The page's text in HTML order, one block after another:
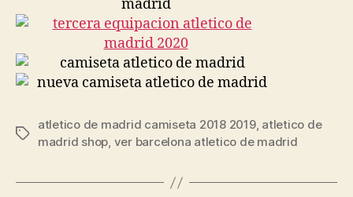
Etiquetas
atletico de madrid camiseta 2018 2019, atletico de
madrid shop, ver barcelona atletico de madrid